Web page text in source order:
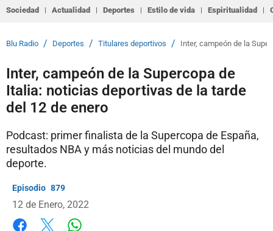
Sociedad Actualidad Deportes Estilo de vida Espiritualidad
Blu Radio / Deportes / Titulares deportivos / Inter, campeón de la
Inter, campeón de la Supercopa de
Italia: noticias deportivas de la tarde
del 12 de enero
Podcast: primer finalista de la Supercopa de España,
resultados NBA y más noticias del mundo del
deporte.
879
12 de Enero, 2022